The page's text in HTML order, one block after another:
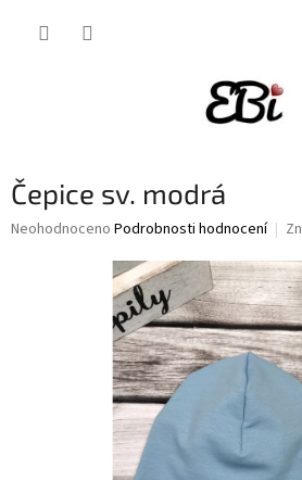
Čepice sv. modrá
Průměrné
Neohodnoceno Podrobnosti hodnocení